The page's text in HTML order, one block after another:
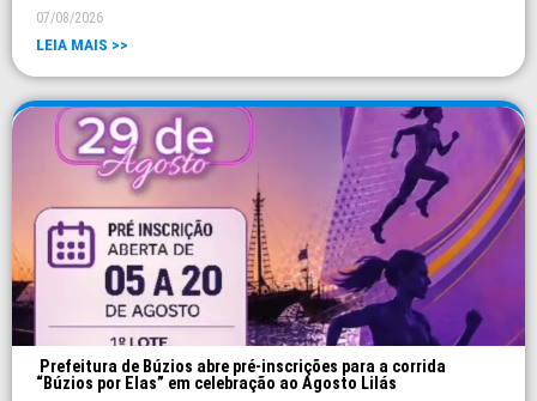
07/08/2026
LEIA MAIS >>
Prefeitura de Búzios abre pré-inscrições para a corrida
“Búzios por Elas” em celebração ao Agosto Lilás